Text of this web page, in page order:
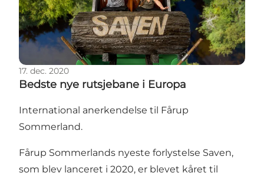
17. dec. 2020
Bedste nye rutsjebane i Europa
International anerkendelse til Fårup
Sommerland.
Fårup Sommerlands nyeste forlystelse Saven,
som blev lanceret i 2020, er blevet kåret til